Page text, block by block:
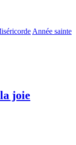
Année sainte
joie